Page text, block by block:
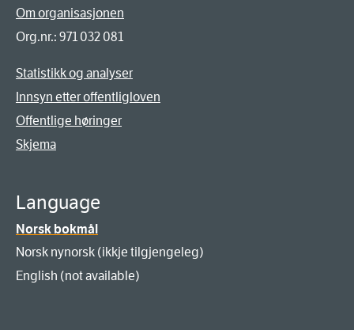
Om organisasjonen
Org.nr.: 971 032 081
Statistikk og analyser
Innsyn etter offentligloven
Offentlige høringer
Skjema
Language
Norsk bokmål
Norsk nynorsk (ikkje tilgjengeleg)
English (not available)